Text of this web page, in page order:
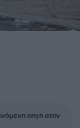
πηγή στην